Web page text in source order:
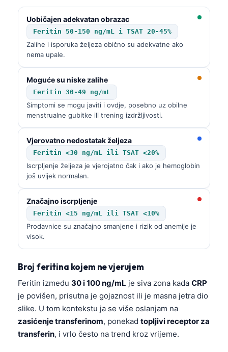
Uobičajen adekvatan obrazac
Feritin 50-150 ng/mL i TSAT 20-45%
Zalihe i isporuka željeza obično su adekvatne ako
nema upale.
Moguće su niske zalihe
Feritin 30-49 ng/mL
Simptomi se mogu javiti i ovdje, posebno uz obilne
menstrualne gubitke ili trening izdržljivosti.
Vjerovatno nedostatak željeza
Feritin <30 ng/mL ili TSAT <20%
Iscrpljenje željeza je vjerojatno čak i ako je hemoglobin
još uvijek normalan.
Značajno iscrpljenje
Feritin <15 ng/mL ili TSAT <10%
Prodavnice su značajno smanjene i rizik od anemije je
visok.
Broj feritina kojem ne vjerujem
Feritin između 30 i 100 ng/mL je siva zona kada CRP
je povišen, prisutna je gojaznost ili je masna jetra dio
slike. U tom kontekstu ja se više oslanjam na
zasićenje transferinom, ponekad topljivi receptor za
transferin, i vrlo često na trend kroz vrijeme.
ಕನ್ನಡ
മലയാളം
Bahasa Melayu
Tiếng Việt
Tagalog
ဗမာစာ
ភាសាខ្មែរ
Kiswahili
አማርኛ
Українська
O‘zbekcha
Català
Қазақ тілі
Suomi
Hrvatski
Slovenčina
كوردی‎
پښتو
سنڌي